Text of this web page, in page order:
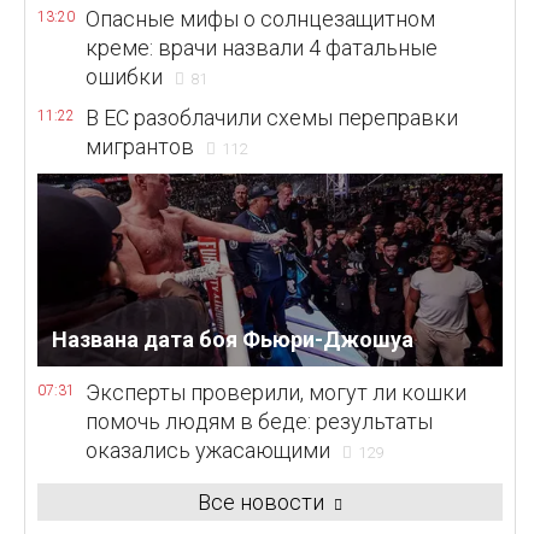
13:20
Опасные мифы о солнцезащитном
креме: врачи назвали 4 фатальные
ошибки
81
11:22
В ЕС разоблачили схемы переправки
мигрантов
112
Названа дата боя Фьюри-Джошуа
07:31
Эксперты проверили, могут ли кошки
помочь людям в беде: результаты
оказались ужасающими
129
Все новости